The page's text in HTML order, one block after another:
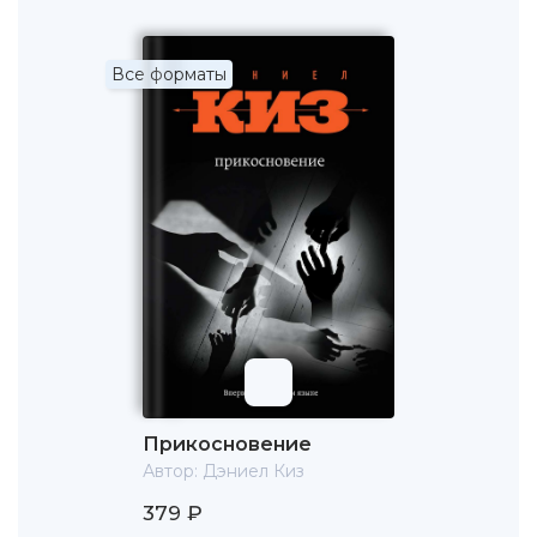
главных ролях, а год спустя в России, в Александринском
театре режиссёром Искандэром Сакаевым по
знаменитому рассказу был поставлен спектакль «Цветы
для Чарли». Кроме того, театральные и радиопостановки
по мотивам этого романа были созданы во Франции,
Польше, Австралии, Чехословакии, Ирландии и Японии.
Музыкальный спектакль под названием «Чарли и
Элджернон» (Charlie and Algernon, в главной роли Майкл
Кроуфорд) с успехом проходил в канадском Эдмонтоне
в театре «The Citadel Theatre» (премьера 21 декабря
1978). В 1979-м – в лондонском Королевском театре
(Queen's Theatre) и в Вашингтонском «Terrace and
Eisenhower», а в 1980 году – на Бродвее в «Helen Hayes
И последнее, что хотелось бы заметить: вышедший в
1992 году американский фантастический фильм
«Газонокосильщик» (The Lawnmower Man), который
прокатчики связывали с именем Стивена Кинга, на самом
деле перекликается с сюжетом Дэниела Киза. «Цветы
Все форматы
Прикосновение
Автор: Дэниел Киз
379 ₽